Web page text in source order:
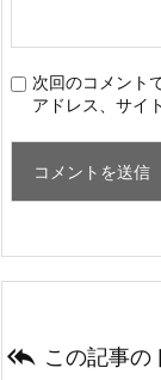
次回のコメント
アドレス、サイ
 この記事の